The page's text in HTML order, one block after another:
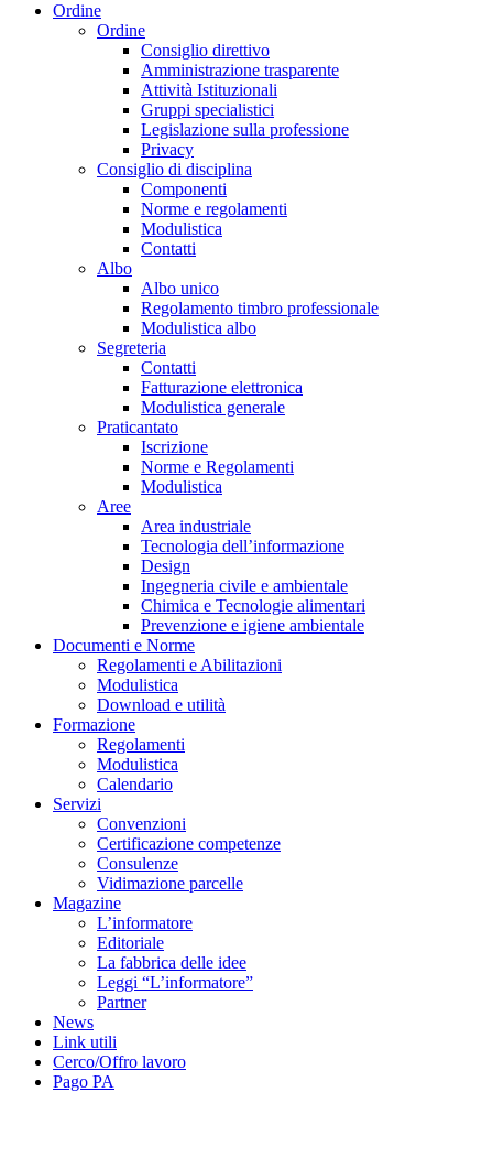
Ordine
Ordine
Consiglio direttivo
Amministrazione trasparente
Attività Istituzionali
Gruppi specialistici
Legislazione sulla professione
Privacy
Consiglio di disciplina
Componenti
Norme e regolamenti
Modulistica
Contatti
Albo
Albo unico
Regolamento timbro professionale
Modulistica albo
Segreteria
Contatti
Fatturazione elettronica
Modulistica generale
Praticantato
Iscrizione
Norme e Regolamenti
Modulistica
Aree
Area industriale
Tecnologia dell’informazione
Design
Ingegneria civile e ambientale
Chimica e Tecnologie alimentari
Prevenzione e igiene ambientale
Documenti e Norme
Regolamenti e Abilitazioni
Modulistica
Download e utilità
Formazione
Regolamenti
Modulistica
Calendario
Servizi
Convenzioni
Certificazione competenze
Consulenze
Vidimazione parcelle
Magazine
L’informatore
Editoriale
La fabbrica delle idee
Leggi “L’informatore”
Partner
News
Link utili
Cerco/Offro lavoro
Pago PA